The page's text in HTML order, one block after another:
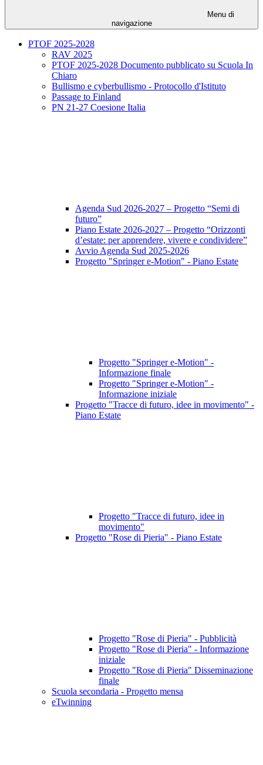
Menu di
navigazione
PTOF 2025-2028
RAV 2025
PTOF 2025-2028 Documento pubblicato su Scuola In
Chiaro
Bullismo e cyberbullismo - Protocollo d'Istituto
Passage to Finland
PN 21-27 Coesione Italia
Agenda Sud 2026-2027 – Progetto “Semi di
futuro”
Piano Estate 2026-2027 – Progetto “Orizzonti
d’estate: per apprendere, vivere e condividere”
Avvio Agenda Sud 2025-2026
Progetto "Springer e-Motion" - Piano Estate
Progetto "Springer e-Motion" -
Informazione finale
Progetto "Springer e-Motion" -
Informazione iniziale
Progetto "Tracce di futuro, idee in movimento" -
Piano Estate
Progetto "Tracce di futuro, idee in
movimento"
Progetto "Rose di Pieria" - Piano Estate
Progetto "Rose di Pieria" - Pubblicità
Progetto "Rose di Pieria" - Informazione
iniziale
Progetto "Rose di Pieria" Disseminazione
finale
Scuola secondaria - Progetto mensa
eTwinning